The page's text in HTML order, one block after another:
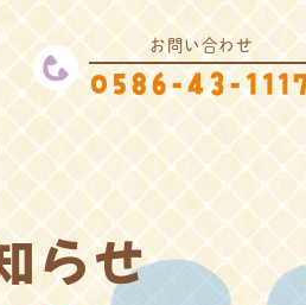
お問い合わせ
0586-43-
らせ